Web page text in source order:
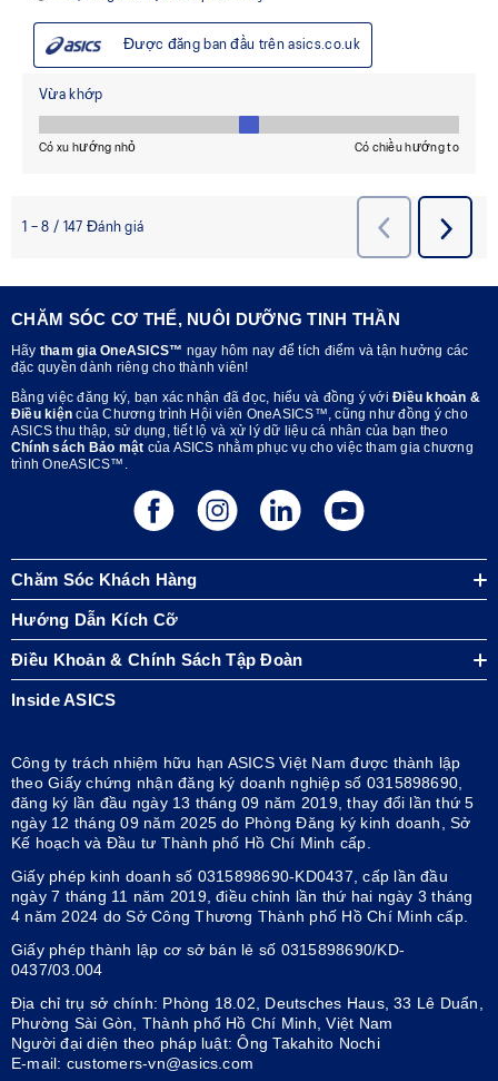
CHĂM SÓC CƠ THỂ, NUÔI DƯỠNG TINH THẦN
Hãy tham gia OneASICS™ ngay hôm nay để tích điểm và tận hưởng các
đặc quyền dành riêng cho thành viên!
Bằng việc đăng ký, bạn xác nhận đã đọc, hiểu và đồng ý với Điều khoản &
Điều kiện của Chương trình Hội viên OneASICS™, cũng như đồng ý cho
ASICS thu thập, sử dụng, tiết lộ và xử lý dữ liệu cá nhân của bạn theo
Chính sách Bảo mật của ASICS nhằm phục vụ cho việc tham gia chương
trình OneASICS™.
Chăm Sóc Khách Hàng
Hướng Dẫn Kích Cỡ
Điều Khoản & Chính Sách Tập Đoàn
Inside ASICS
Công ty trách nhiệm hữu hạn ASICS Việt Nam được thành lập
theo Giấy chứng nhận đăng ký doanh nghiệp số 0315898690,
đăng ký lần đầu ngày 13 tháng 09 năm 2019, thay đổi lần thứ 5
ngày 12 tháng 09 năm 2025 do Phòng Đăng ký kinh doanh, Sở
Kế hoạch và Đầu tư Thành phố Hồ Chí Minh cấp.
Giấy phép kinh doanh số 0315898690-KD0437, cấp lần đầu
ngày 7 tháng 11 năm 2019, điều chỉnh lần thứ hai ngày 3 tháng
4 năm 2024 do Sở Công Thương Thành phố Hồ Chí Minh cấp.
Giấy phép thành lập cơ sở bán lẻ số 0315898690/KD-
0437/03.004
Địa chỉ trụ sở chính: Phòng 18.02, Deutsches Haus, 33 Lê Duẩn,
Phường Sài Gòn, Thành phố Hồ Chí Minh, Việt Nam
Người đại diện theo pháp luật: Ông Takahito Nochi
E-mail: customers-vn@asics.com